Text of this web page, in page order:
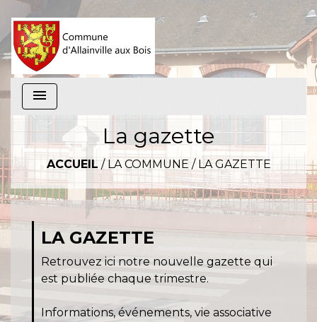
menu
La gazette
ACCUEIL / LA COMMUNE / LA GAZETTE
LA GAZETTE
Retrouvez ici notre nouvelle gazette qui
est publiée chaque trimestre.
Informations, événements, vie associative